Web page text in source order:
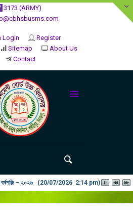
3173 (ARMY)
Login
Register
Sitemap
About Us
Contact
পুন: বিজ্ঞপ্তিঃ শিশু থেকে নবম শ্রেণি পযর্ন্ত ফরম বিতরন